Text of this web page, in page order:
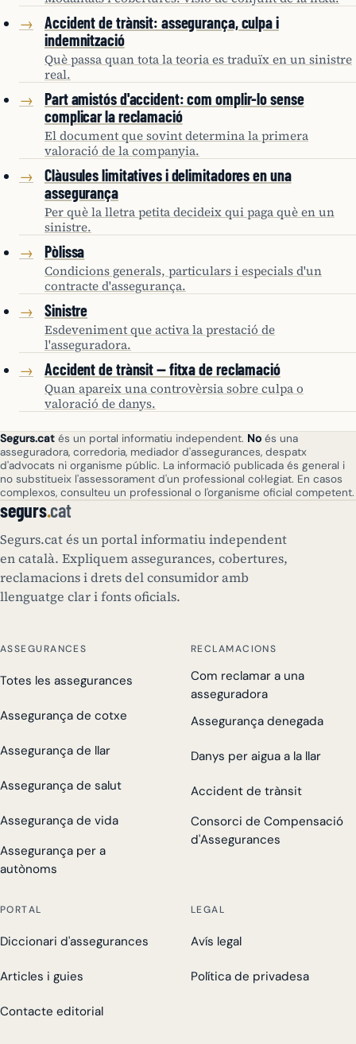
→
Accident de trànsit: assegurança, culpa i
indemnització
Què passa quan tota la teoria es traduïx en un sinistre
real.
→
Part amistós d'accident: com omplir-lo sense
complicar la reclamació
El document que sovint determina la primera
valoració de la companyia.
→
Clàusules limitatives i delimitadores en una
assegurança
Per què la lletra petita decideix qui paga què en un
sinistre.
→ Pòlissa
Condicions generals, particulars i especials d'un
contracte d'assegurança.
→ Sinistre
Esdeveniment que activa la prestació de
l'asseguradora.
→ Accident de trànsit — fitxa de reclamació
Quan apareix una controvèrsia sobre culpa o
valoració de danys.
Segurs.cat és un portal informatiu independent. No és una
asseguradora, corredoria, mediador d'assegurances, despatx
d'advocats ni organisme públic. La informació publicada és general i
no substitueix l'assessorament d'un professional col·legiat. En casos
complexos, consulteu un professional o l'organisme oficial competent.
segurs.cat
Segurs.cat és un portal informatiu independent
en català. Expliquem assegurances, cobertures,
reclamacions i drets del consumidor amb
llenguatge clar i fonts oficials.
ASSEGURANCES
Totes les assegurances
Assegurança de cotxe
Assegurança de llar
Assegurança de salut
Assegurança de vida
Assegurança per a
autònoms
RECLAMACIONS
Com reclamar a una
asseguradora
Assegurança denegada
Danys per aigua a la llar
Accident de trànsit
Consorci de Compensació
d'Assegurances
PORTAL
Diccionari d'assegurances
Articles i guies
Contacte editorial
LEGAL
Avís legal
Política de privadesa